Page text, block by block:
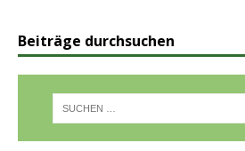
Beiträge durchsuchen